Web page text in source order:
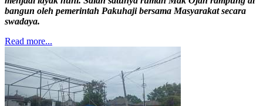
bangun oleh pemerintah Pakuhaji bersama Masyarakat secara
swadaya.
Read more...